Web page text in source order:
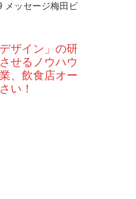
立した
。
（クゥ
会にお
メッセージ梅田ビ
ザイン」の研
せるノウハウ
、飲食店オー
い！